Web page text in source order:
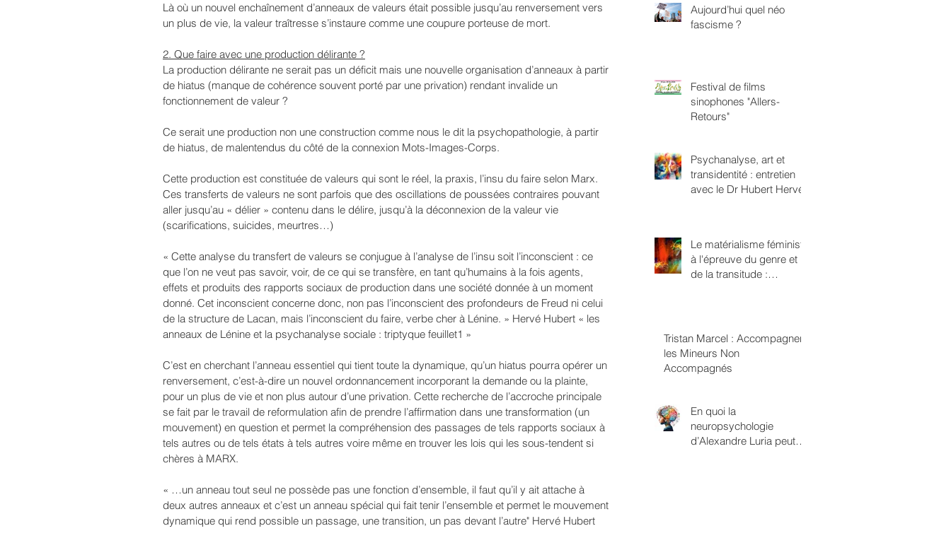
Là où un nouvel enchaînement d’anneaux de valeurs était possible jusqu’au renversement vers
un plus de vie, la valeur traîtresse s’instaure comme une coupure porteuse de mort.
2. Que faire avec une production délirante ?
La production délirante ne serait pas un déficit mais une nouvelle organisation d’anneaux à partir
de hiatus (manque de cohérence souvent porté par une privation) rendant invalide un
fonctionnement de valeur ?
Ce serait une production non une construction comme nous le dit la psychopathologie, à partir
de hiatus, de malentendus du côté de la connexion Mots-Images-Corps.
Cette production est constituée de valeurs qui sont le réel, la praxis, l’insu du faire selon Marx.
Ces transferts de valeurs ne sont parfois que des oscillations de poussées contraires pouvant
aller jusqu’au « délier » contenu dans le délire, jusqu’à la déconnexion de la valeur vie
(scarifications, suicides, meurtres…)
« Cette analyse du transfert de valeurs se conjugue à l’analyse de l’insu soit l’inconscient : ce
que l’on ne veut pas savoir, voir, de ce qui se transfère, en tant qu’humains à la fois agents,
effets et produits des rapports sociaux de production dans une société donnée à un moment
donné. Cet inconscient concerne donc, non pas l’inconscient des profondeurs de Freud ni celui
de la structure de Lacan, mais l’inconscient du faire, verbe cher à Lénine. » Hervé Hubert « les
anneaux de Lénine et la psychanalyse sociale : triptyque feuillet1 »
C’est en cherchant l’anneau essentiel qui tient toute la dynamique, qu’un hiatus pourra opérer un
renversement, c’est-à-dire un nouvel ordonnancement incorporant la demande ou la plainte,
pour un plus de vie et non plus autour d’une privation. Cette recherche de l’accroche principale
se fait par le travail de reformulation afin de prendre l’affirmation dans une transformation (un
mouvement) en question et permet la compréhension des passages de tels rapports sociaux à
tels autres ou de tels états à tels autres voire même en trouver les lois qui les sous-tendent si
chères à MARX.
« …un anneau tout seul ne possède pas une fonction d’ensemble, il faut qu’il y ait attache à
deux autres anneaux et c’est un anneau spécial qui fait tenir l’ensemble et permet le mouvement
dynamique qui rend possible un passage, une transition, un pas devant l’autre" Hervé Hubert
Aujourd’hui quel néo
fascisme ?
Festival de films
sinophones "Allers-
Retours"
Psychanalyse, art et
transidentité : entretien
avec le Dr Hubert Hervé
Le matérialisme féministe
à l'épreuve du genre et
de la transitude :
Tristan Marcel : Accompagner
les Mineurs Non
Accompagnés
En quoi la
neuropsychologie
d’Alexandre Luria peut